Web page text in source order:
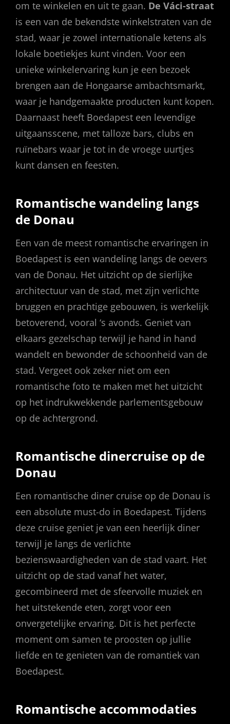
om te winkelen en uit te gaan. De Váci-straat
is een van de bekendste winkelstraten van de
stad, waar je zowel internationale ketens als
lokale boetiekjes kunt vinden. Voor een
unieke winkelervaring kun je een bezoek
brengen aan de Hongaarse ambachtsmarkt,
waar je handgemaakte producten kunt kopen.
Daarnaast heeft Boedapest een levendige
uitgaansscene, met talloze bars, clubs en
ruïnebars waar je tot in de vroege uurtjes
kunt dansen en feesten.
Romantische wandeling langs
de Donau
Een van de meest romantische ervaringen in
Boedapest is een wandeling langs de oevers
van de Donau. Het uitzicht op de sierlijke
architectuur van de stad, met zijn verlichte
bruggen en prachtige gebouwen, is werkelijk
betoverend, vooral ‘s avonds. Geniet van
elkaars gezelschap terwijl je hand in hand
wandelt en bewonder de schoonheid van de
stad. Vergeet ook zeker niet om een
romantische foto te maken met het uitzicht
op het indrukwekkende parlementsgebouw
op de achtergrond.
Romantische dinercruise op de
Donau
Een romantische diner cruise op de Donau is
een absolute must-do in Boedapest. Tijdens
deze cruise geniet je van een heerlijk diner
terwijl je langs de verlichte
bezienswaardigheden van de stad vaart. Het
uitzicht op de stad vanaf het water,
gecombineerd met de sfeervolle muziek en
het uitstekende eten, zorgt voor een
onvergetelijke ervaring. Dit is het perfecte
moment om samen te proosten op jullie
liefde en te genieten van de romantiek van
Boedapest.
Romantische accommodaties